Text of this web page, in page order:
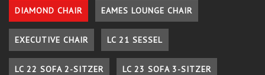
DIAMOND CHAIR EAMES LOUNGE CHAIR
EXECUTIVE CHAIR LC 21 SESSEL
LC 22 SOFA 2-SITZER LC 23 SOFA 3-SITZER